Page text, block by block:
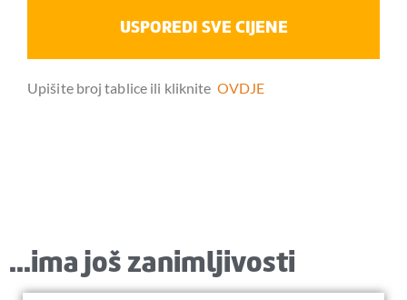
USPOREDI SVE CIJENE
Upišite broj tablice ili kliknite OVDJE
...ima još zanimljivosti